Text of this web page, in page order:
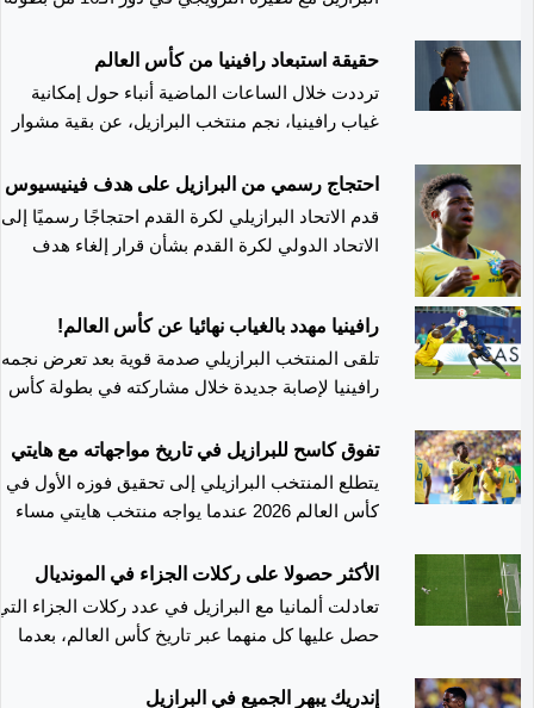
لـ"السيليساو"، الذي يسعى لتحقيق أول انتصار في
تاريخه أمام المنتخب النرويجي وكسر عقدة استمرت
لعقود
حقيقة استبعاد رافينيا من كأس العالم
ترددت خلال الساعات الماضية أنباء حول إمكانية
غياب رافينيا، نجم منتخب البرازيل، عن بقية مشوار
لها مؤخرًا، إلا أن التقارير الواردة من معسكر
لا تشير إلى استبعاده من البطولة حتى الآن.
احتجاج رسمي من البرازيل على هدف فينيسيوس
قدم الاتحاد البرازيلي لكرة القدم احتجاجًا رسميًا إلى
الاتحاد الدولي لكرة القدم بشأن قرار إلغاء هدف
البرازيل بثلاثة أهداف دون مقابل في الجولة الأخيرة
من دور المجموعات في كأس العالم 2026.
رافينيا مهدد بالغياب نهائيا عن كأس العالم!
تلقى المنتخب البرازيلي صدمة قوية بعد تعرض نجمه
رافينيا لإصابة جديدة خلال مشاركته في بطولة كأس
مستقبله مع نادي برشلونة الإسباني
تفوق كاسح للبرازيل في تاريخ مواجهاته مع هايتي
يتطلع المنتخب البرازيلي إلى تحقيق فوزه الأول في
كأس العالم 2026 عندما يواجه منتخب هايتي مساء
فيلادلفيا، ضمن منافسات الجولة الثانية من
الثالثة. ويدخل المنتخب البرازيلي اللقاء وهو في
المركز الثالث برصيد نقطة واحدة، بينما يتذيل
الأكثر حصولا على ركلات الجزاء في المونديال
تعادلت ألمانيا مع البرازيل في عدد ركلات الجزاء
حصل عليها كل منهما عبر تاريخ كأس العالم، بعدما
كاي هافرتز في تسجيل ركلة جزاء خلال مواجهة
إندريك يبهر الجميع في البرازيل